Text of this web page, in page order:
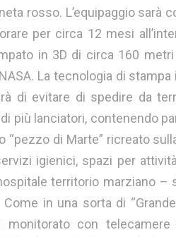
rosso. L’equipaggio sarà
per circa 12 mesi
in 3D di circa 160
La tecnologia di stampa
di evitare di spedire da
più lanciatori, contenendo
di Marte” ricreato
igienici, spazi per
territorio marziano –
in una sorta di
monitorato con